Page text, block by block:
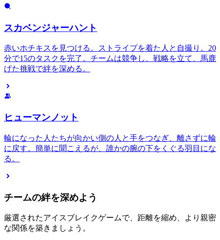
スカベンジャーハント
赤いホチキスを見つける。ストライプを着た人と自撮り。20
分で15のタスクを完了。チームは競争し、戦略を立て、馬鹿
げた挑戦で絆を深める。
ヒューマンノット
輪になった人たちが向かい側の人と手をつなぎ、離さずに輪
に戻す。簡単に聞こえるが、誰かの腕の下をくぐる羽目にな
る。
チームの絆を深めよう
厳選されたアイスブレイクゲームで、距離を縮め、より親密
な関係を築きましょう。